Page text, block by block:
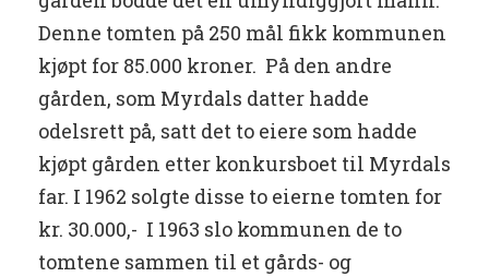
Denne tomten på 250 mål fikk kommunen
kjøpt for 85.000 kroner. På den andre
gården, som Myrdals datter hadde
odelsrett på, satt det to eiere som hadde
kjøpt gården etter konkursboet til Myrdals
far. I 1962 solgte disse to eierne tomten for
kr. 30.000,- I 1963 slo kommunen de to
tomtene sammen til et gårds- og